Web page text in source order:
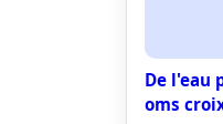
De l'eau
oms